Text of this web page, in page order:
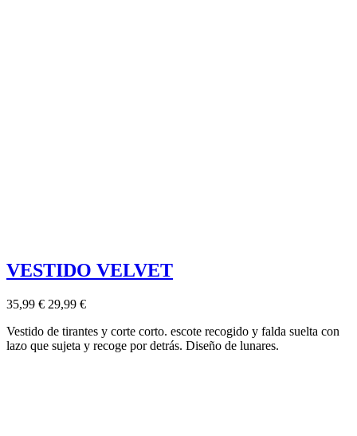
VESTIDO VELVET
35,99 € 29,99 €
Vestido de tirantes y corte corto. escote recogido y falda suelta con
lazo que sujeta y recoge por detrás. Diseño de lunares.